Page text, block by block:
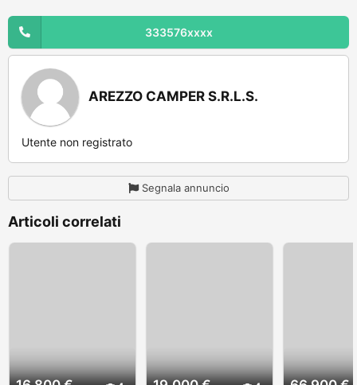
333576xxxx
AREZZO CAMPER S.R.L.S.
Utente non registrato
Segnala annuncio
Articoli correlati